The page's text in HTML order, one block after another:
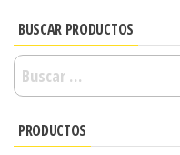
BUSCAR PRODUCTOS
Buscar:
PRODUCTOS